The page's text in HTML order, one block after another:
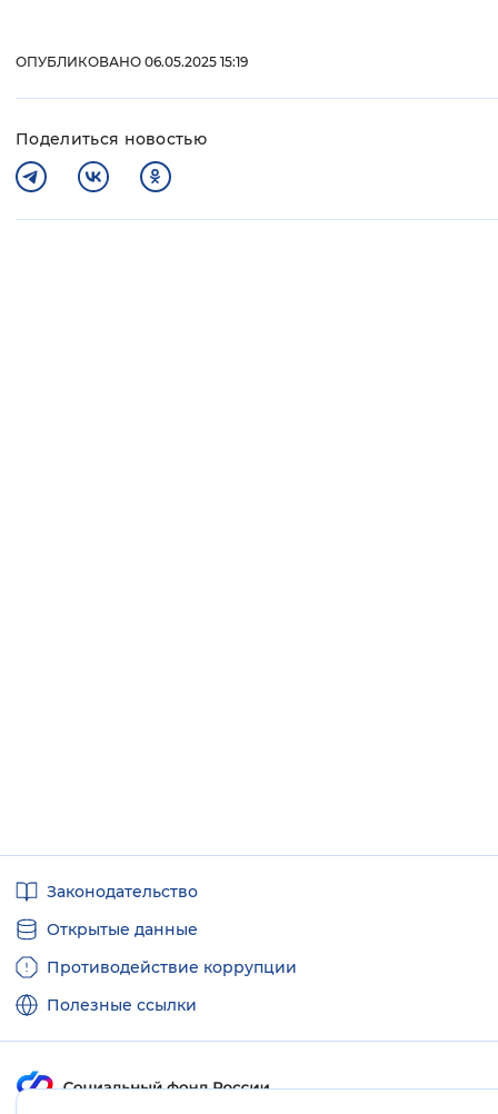
ОПУБЛИКОВАНО 06.05.2025 15:19
Поделиться новостью
ссылкиЗаконодательство
Открытые данные
Противодействие коррупции
Полезные ссылки